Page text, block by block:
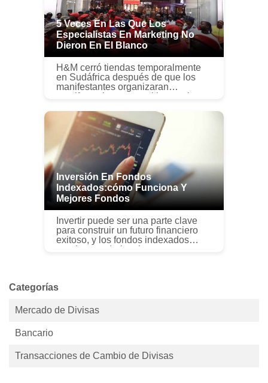
5 Veces En Las Que Los
Especialistas En Marketing No
Dieron En El Blanco
H&M cerró tiendas temporalmente
en Sudáfrica después de que los
manifestantes organizaran
manifestaciones tras el lanzamiento
joven africano- Niño
estadounidense con...
Inversión En Fondos
Indexados:cómo Funciona Y
Mejores Fondos
Invertir puede ser una parte clave
para construir un futuro financiero
exitoso, y los fondos indexados
pueden ayudarlo a lograr esos
Categorías
Mercado de Divisas
Bancario
Transacciones de Cambio de Divisas